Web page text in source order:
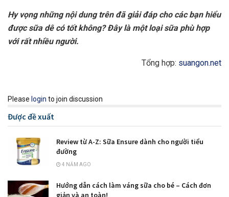
Hy vọng những nội dung trên đã giải đáp cho các bạn hiểu
được sữa dê có tốt không? Đây là một loại sữa phù hợp
với rất nhiều người.
Tổng hợp: suangon.net
Please login to join discussion
Được đề xuất
Review từ A-Z: Sữa Ensure dành cho người tiểu
đường
4 NĂM AGO
Hướng dẫn cách làm váng sữa cho bé – Cách đơn
giản và an toàn!